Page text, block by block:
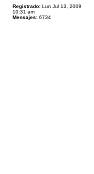
Registrado: Lun Jul 13, 2009
10:31 am
Mensajes: 6734